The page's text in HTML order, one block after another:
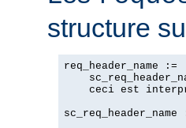
structure
req_header_name :=
ceci est